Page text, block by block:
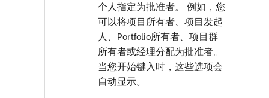
个人指定为批准者。 例如，您
可以将项目所有者、项目发起
人、Portfolio所有者、项目群
所有者或经理分配为批准者。
当您开始键入时，这些选项会
自动显示。